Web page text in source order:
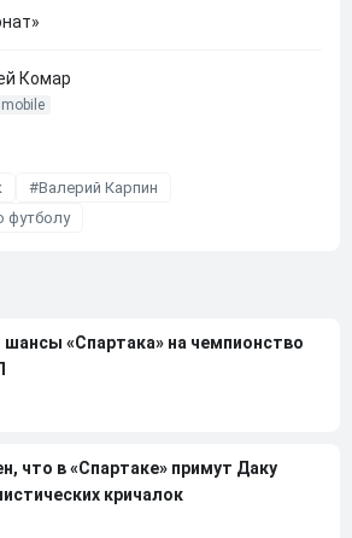
Комар
Валерий Карпин
футболу
шансы «Спартака» на чемпионство
что в «Спартаке» примут Даку
кричалок